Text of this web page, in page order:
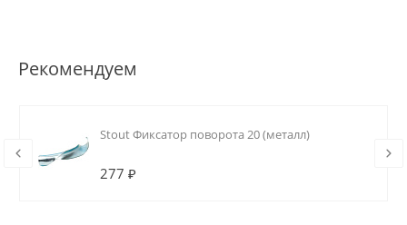
Рекомендуем
Stout Фиксатор поворота 20 (металл)
277 ₽